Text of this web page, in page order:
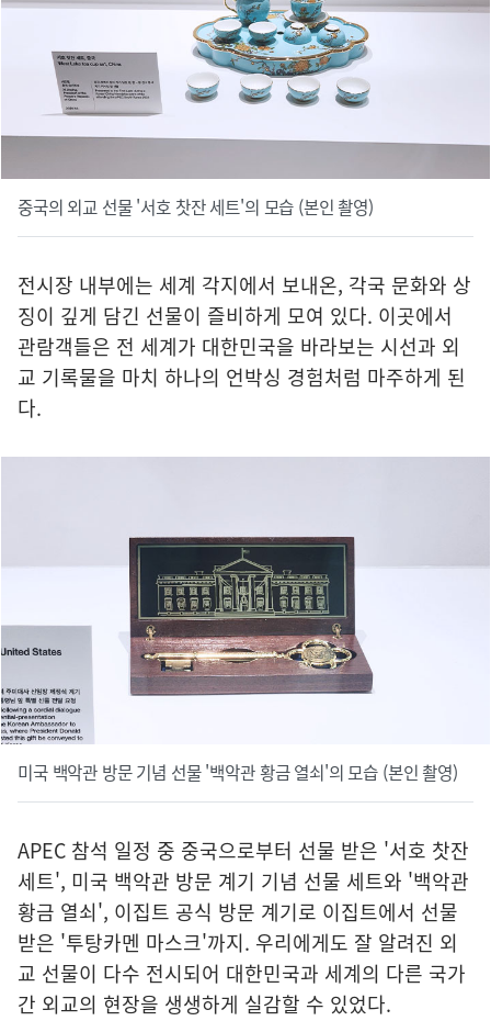
중국의 외교 선물 '서호 찻잔 세트'의 모습 (본인 촬영)
전시장 내부에는 세계 각지에서 보내온, 각국 문화와 상
징이 깊게 담긴 선물이 즐비하게 모여 있다. 이곳에서
관람객들은 전 세계가 대한민국을 바라보는 시선과 외
교 기록물을 마치 하나의 언박싱 경험처럼 마주하게 된
다.
미국 백악관 방문 기념 선물 '백악관 황금 열쇠'의 모습 (본인 촬영)
APEC 참석 일정 중 중국으로부터 선물 받은 '서호 찻잔
세트', 미국 백악관 방문 계기 기념 선물 세트와 '백악관
황금 열쇠', 이집트 공식 방문 계기로 이집트에서 선물
받은 '투탕카멘 마스크'까지. 우리에게도 잘 알려진 외
교 선물이 다수 전시되어 대한민국과 세계의 다른 국가
간 외교의 현장을 생생하게 실감할 수 있었다.